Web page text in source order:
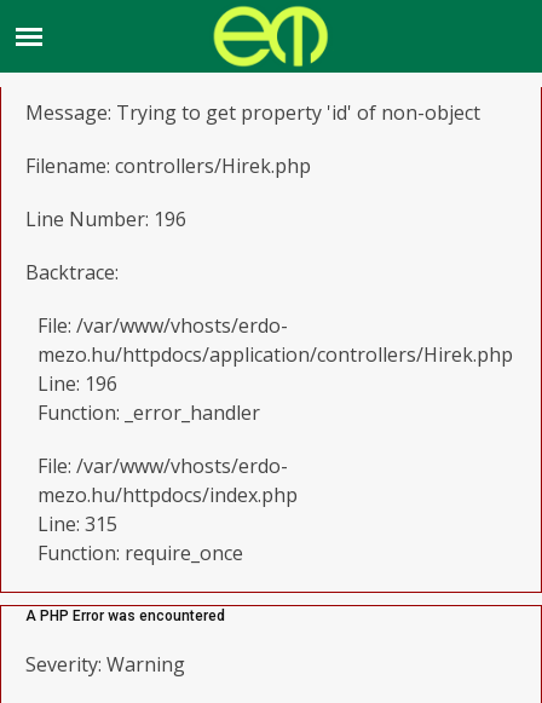
A PHP Error was encountered
Message: Trying to get property 'id' of non-object
Filename: controllers/Hirek.php
Line Number: 196
Backtrace:
File: /var/www/vhosts/erdo-
mezo.hu/httpdocs/application/controllers/Hirek.php
Line: 196
Function: _error_handler
File: /var/www/vhosts/erdo-
mezo.hu/httpdocs/index.php
Line: 315
Function: require_once
A PHP Error was encountered
Severity: Warning